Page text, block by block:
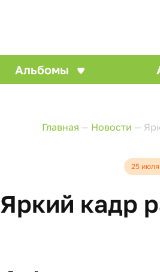
Альбомы
Главная — Новости —
25
Яркий кадр